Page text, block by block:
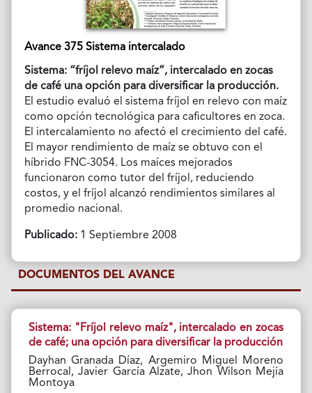
Avance 375 Sistema intercalado
Sistema: “fríjol relevo maíz”, intercalado en zocas
de café una opción para diversificar la producción.
El estudio evaluó el sistema fríjol en relevo con maíz
como opción tecnológica para caficultores en zoca.
El intercalamiento no afectó el crecimiento del café.
El mayor rendimiento de maíz se obtuvo con el
híbrido FNC-3054. Los maíces mejorados
funcionaron como tutor del fríjol, reduciendo
costos, y el fríjol alcanzó rendimientos similares al
promedio nacional.
Publicado:1 Septiembre 2008
DOCUMENTOS DEL AVANCE
Sistema: "Fríjol relevo maíz", intercalado en zocas
de café; una opción para diversificar la producción
Dayhan Granada Díaz, Argemiro Miguel Moreno
Berrocal, Javier García Alzate, Jhon Wilson Mejía
Montoya